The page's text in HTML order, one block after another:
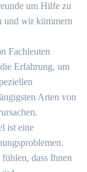
um Hilfe zu
und wir kümmern
Fachleuten
Erfahrung, um
Arten von
ist eine
dass Ihnen